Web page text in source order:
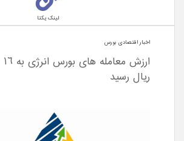
لینک یکتا
اخبار اقتصادی بورس
ریال رسید